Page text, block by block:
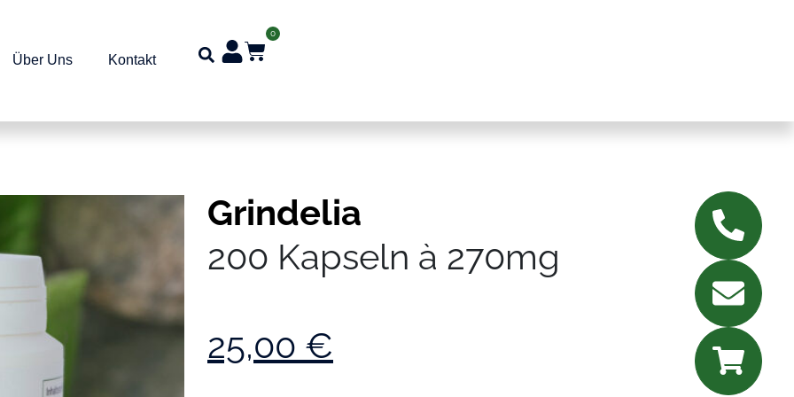
Über Uns Kontakt
0
Grindelia
200 Kapseln à 270mg
25,00 €